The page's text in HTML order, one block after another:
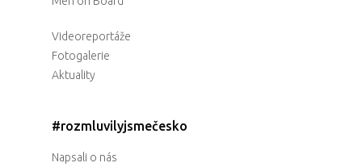
Videoreportáže
Fotogalerie
Aktuality
#rozmluvilyjsmečesko
Napsali o nás